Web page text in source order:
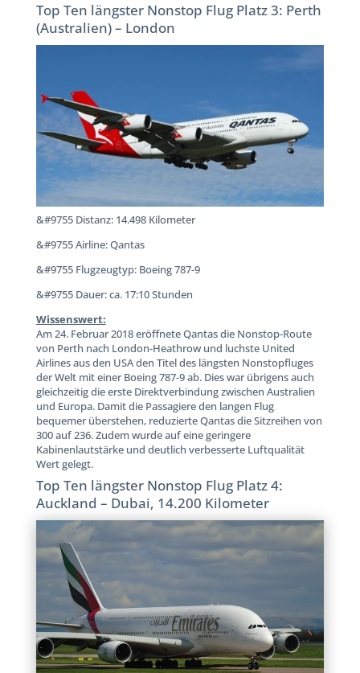
Top Ten längster Nonstop Flug Platz 3: Perth
(Australien) – London
&#9755 Distanz: 14.498 Kilometer
&#9755 Airline: Qantas
&#9755 Flugzeugtyp: Boeing 787-9
&#9755 Dauer: ca. 17:10 Stunden
Wissenswert:
Am 24. Februar 2018 eröffnete Qantas die Nonstop-Route
von Perth nach London-Heathrow und luchste United
Airlines aus den USA den Titel des längsten Nonstopfluges
der Welt mit einer Boeing 787-9 ab. Dies war übrigens auch
gleichzeitig die erste Direktverbindung zwischen Australien
und Europa. Damit die Passagiere den langen Flug
bequemer überstehen, reduzierte Qantas die Sitzreihen von
300 auf 236. Zudem wurde auf eine geringere
Kabinenlautstärke und deutlich verbesserte Luftqualität
Wert gelegt.
Top Ten längster Nonstop Flug Platz 4:
Auckland – Dubai, 14.200 Kilometer